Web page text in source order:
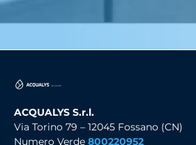
ACQUALYS S.r.l.
Via Torino 79 – 12045 Fossano (CN)
Numero Verde 800220952